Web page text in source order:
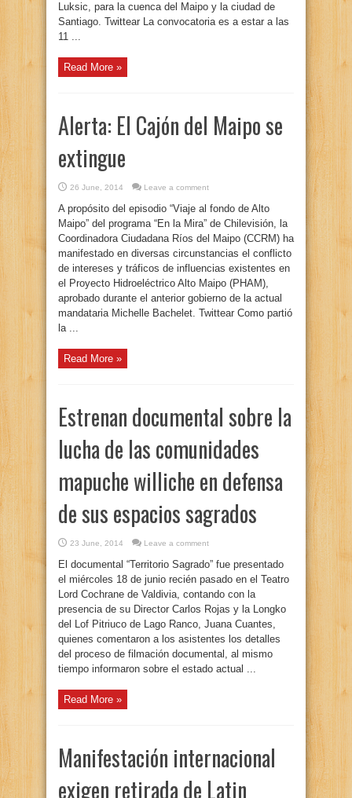
Luksic, para la cuenca del Maipo y la ciudad de
Santiago. Twittear La convocatoria es a estar a las
11 ...
Read More »
Alerta: El Cajón del Maipo se
extingue
26 June, 2014 Leave a comment
A propósito del episodio “Viaje al fondo de Alto
Maipo” del programa “En la Mira” de Chilevisión, la
Coordinadora Ciudadana Ríos del Maipo (CCRM) ha
manifestado en diversas circunstancias el conflicto
de intereses y tráficos de influencias existentes en
el Proyecto Hidroeléctrico Alto Maipo (PHAM),
aprobado durante el anterior gobierno de la actual
mandataria Michelle Bachelet. Twittear Como partió
la ...
Read More »
Estrenan documental sobre la
lucha de las comunidades
mapuche williche en defensa
de sus espacios sagrados
23 June, 2014 Leave a comment
El documental “Territorio Sagrado” fue presentado
el miércoles 18 de junio recién pasado en el Teatro
Lord Cochrane de Valdivia, contando con la
presencia de su Director Carlos Rojas y la Longko
del Lof Pitriuco de Lago Ranco, Juana Cuantes,
quienes comentaron a los asistentes los detalles
del proceso de filmación documental, al mismo
tiempo informaron sobre el estado actual ...
Read More »
Manifestación internacional
exigen retirada de Latin